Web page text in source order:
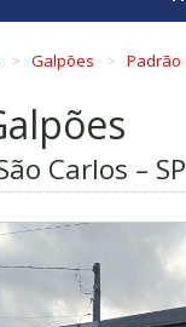
Galpões Padrão
Carlos – SP